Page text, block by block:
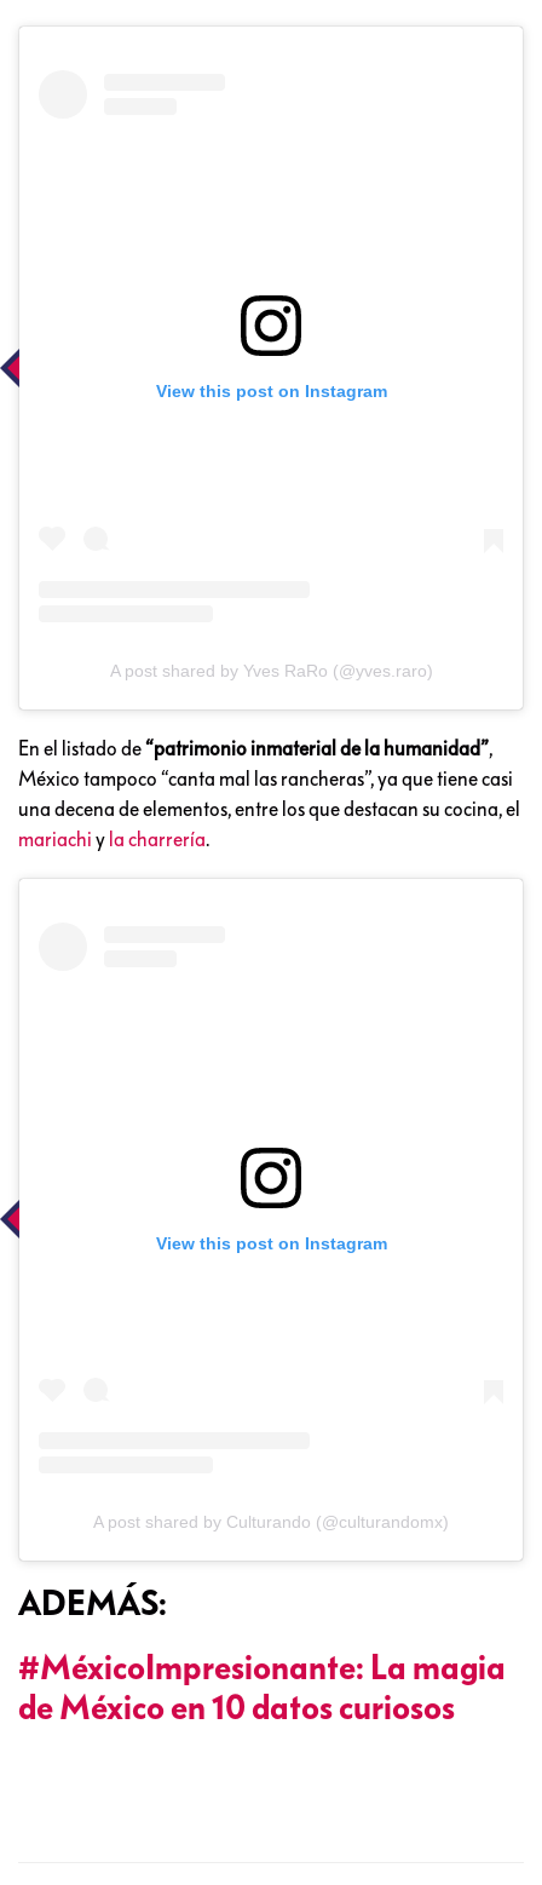
View this post on Instagram
A post shared by Yves RaRo (@yves.raro)
En el listado de“patrimonio inmaterial de la humanidad”,
México tampoco “canta mal las rancheras”, ya que tiene casi
una decena de elementos, entre los que destacan su cocina, el
mariachi y la charrería.
View this post on Instagram
A post shared by Culturando (@culturandomx)
ADEMÁS:
#MéxicoImpresionante: La magia
de México en 10 datos curiosos